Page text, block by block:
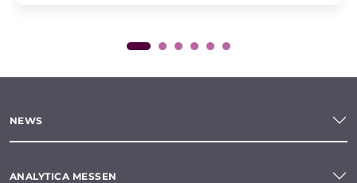
NEWS
ANALYTICA MESSEN